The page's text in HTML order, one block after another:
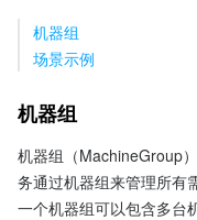
机器组
场景示例
机器组
机器组（MachineGroup
务通过机器组来管理所有
一个机器组可以包含多台